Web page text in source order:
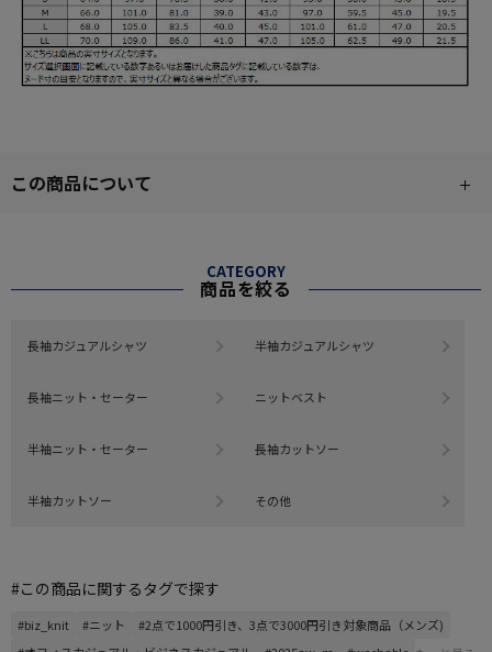
この商品について
CATEGORY
商品を絞る
長袖カジュアルシャツ 半袖カジュアルシャツ
長袖ニット・セーター ニットベスト
半袖ニット・セーター 長袖カットソー
半袖カットソー その他
#この商品に関するタグで探す
#biz_knit #ニット
#2点で1000円引き、3点で3000円引き対象商品（メンズ)